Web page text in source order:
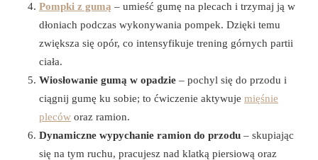
Pompki z gumą – umieść gumę na plecach i trzymaj ją w
dłoniach podczas wykonywania pompek. Dzięki temu
zwiększa się opór, co intensyfikuje trening górnych partii
ciała.
Wiosłowanie gumą w opadzie – pochyl się do przodu i
ciągnij gumę ku sobie; to ćwiczenie aktywuje mięśnie
pleców oraz ramion.
Dynamiczne wypychanie ramion do przodu – skupiając
się na tym ruchu, pracujesz nad klatką piersiową oraz